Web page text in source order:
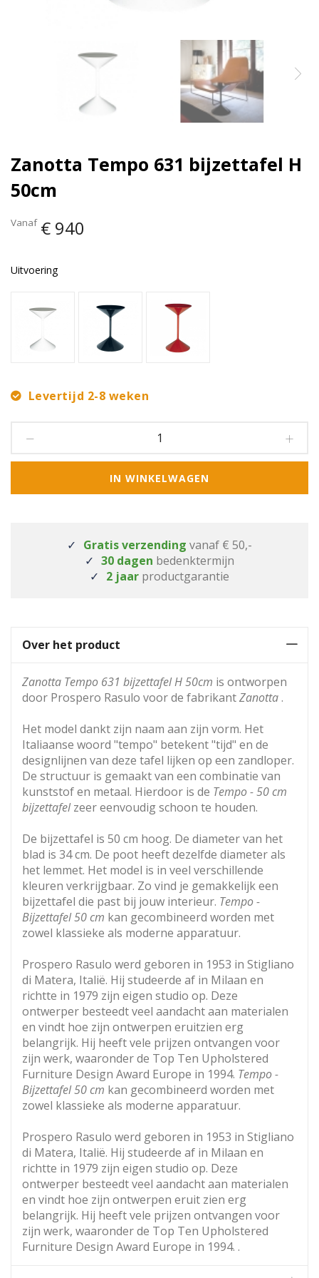
Zanotta Tempo 631 bijzettafel H
50cm
Vanaf € 940
Uitvoering
Levertijd 2-8 weken
IN WINKELWAGEN
Gratis verzending vanaf € 50,-
30 dagen bedenktermijn
2 jaar productgarantie
Over het product
Zanotta Tempo 631 bijzettafel H 50cm is ontworpen
door Prospero Rasulo voor de fabrikantZanotta.
Het model dankt zijn naam aan zijn vorm. Het
Italiaanse woord "tempo" betekent "tijd" en de
designlijnen van deze tafel lijken op een zandloper.
De structuur is gemaakt van een combinatie van
kunststof en metaal. Hierdoor is de Tempo - 50 cm
bijzettafelzeer eenvoudig schoon te houden.
De bijzettafel is 50 cm hoog. De diameter van het
blad is 34 cm. De poot heeft dezelfde diameter als
het lemmet. Het model is in veel verschillende
kleuren verkrijgbaar. Zo vind je gemakkelijk een
bijzettafel die past bij jouw interieur. Tempo -
Bijzettafel 50 cm kan gecombineerd worden met
zowel klassieke als moderne apparatuur.
Prospero Rasulo werd geboren in 1953 in Stigliano
di Matera, Italië. Hij studeerde af in Milaan en
richtte in 1979 zijn eigen studio op. Deze
ontwerper besteedt veel aandacht aan materialen
en vindt hoe zijn ontwerpen eruitzien erg
belangrijk. Hij heeft vele prijzen ontvangen voor
zijn werk, waaronder de Top Ten Upholstered
Furniture Design Award Europe in 1994. Tempo -
Bijzettafel 50 cm kan gecombineerd worden met
zowel klassieke als moderne apparatuur.
Prospero Rasulo werd geboren in 1953 in Stigliano
di Matera, Italië. Hij studeerde af in Milaan en
richtte in 1979 zijn eigen studio op. Deze
ontwerper besteedt veel aandacht aan materialen
en vindt hoe zijn ontwerpen eruit zien erg
belangrijk. Hij heeft vele prijzen ontvangen voor
zijn werk, waaronder de Top Ten Upholstered
Furniture Design Award Europe in 1994. .